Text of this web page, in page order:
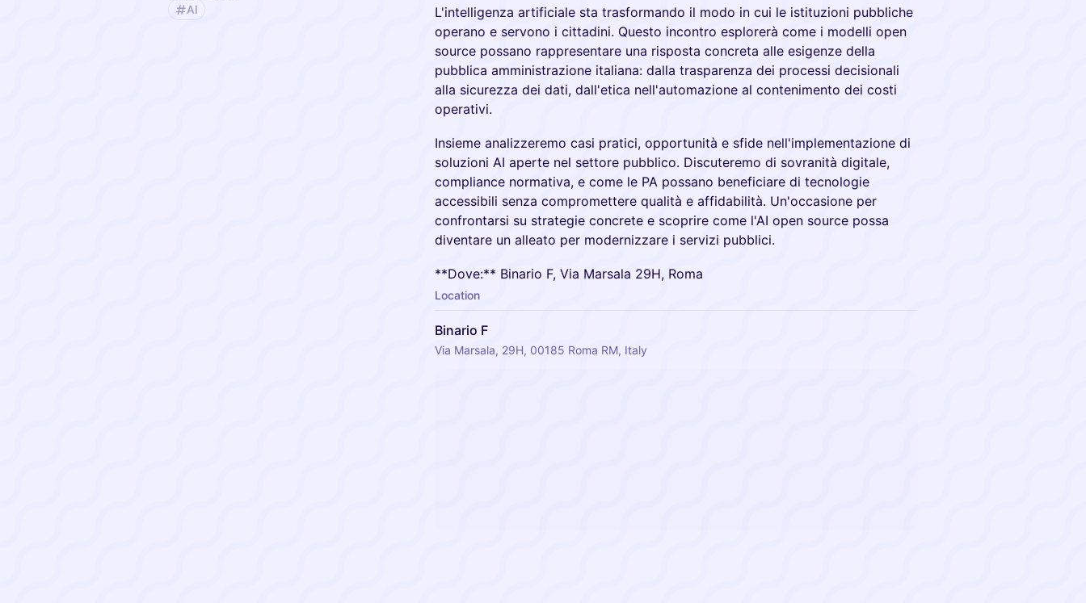
AI
L'intelligenza artificiale sta trasformando il modo in cui le istituzioni pubbliche
operano e servono i cittadini. Questo incontro esplorerà come i modelli open
source possano rappresentare una risposta concreta alle esigenze della
pubblica amministrazione italiana: dalla trasparenza dei processi decisionali
alla sicurezza dei dati, dall'etica nell'automazione al contenimento dei costi
operativi.
Insieme analizzeremo casi pratici, opportunità e sfide nell'implementazione di
soluzioni AI aperte nel settore pubblico. Discuteremo di sovranità digitale,
compliance normativa, e come le PA possano beneficiare di tecnologie
accessibili senza compromettere qualità e affidabilità. Un'occasione per
confrontarsi su strategie concrete e scoprire come l'AI open source possa
diventare un alleato per modernizzare i servizi pubblici.
**Dove:** Binario F, Via Marsala 29H, Roma
Location
Binario F
Via Marsala, 29H, 00185 Roma RM, Italy